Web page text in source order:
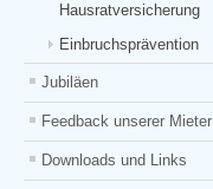
Hausratversicherung
Einbruchsprävention
Jubiläen
Feedback unserer Mieter
Downloads und Links